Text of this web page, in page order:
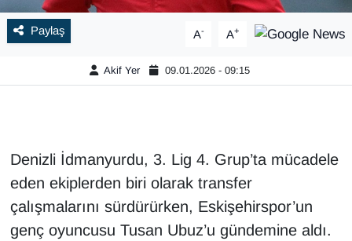
Paylaş A- A+
Akif Yer 09.01.2026 - 09:15
Denizli İdmanyurdu, 3. Lig 4. Grup’ta mücadele
eden ekiplerden biri olarak transfer
çalışmalarını sürdürürken, Eskişehirspor’un
genç oyuncusu Tusan Ubuz’u gündemine aldı.